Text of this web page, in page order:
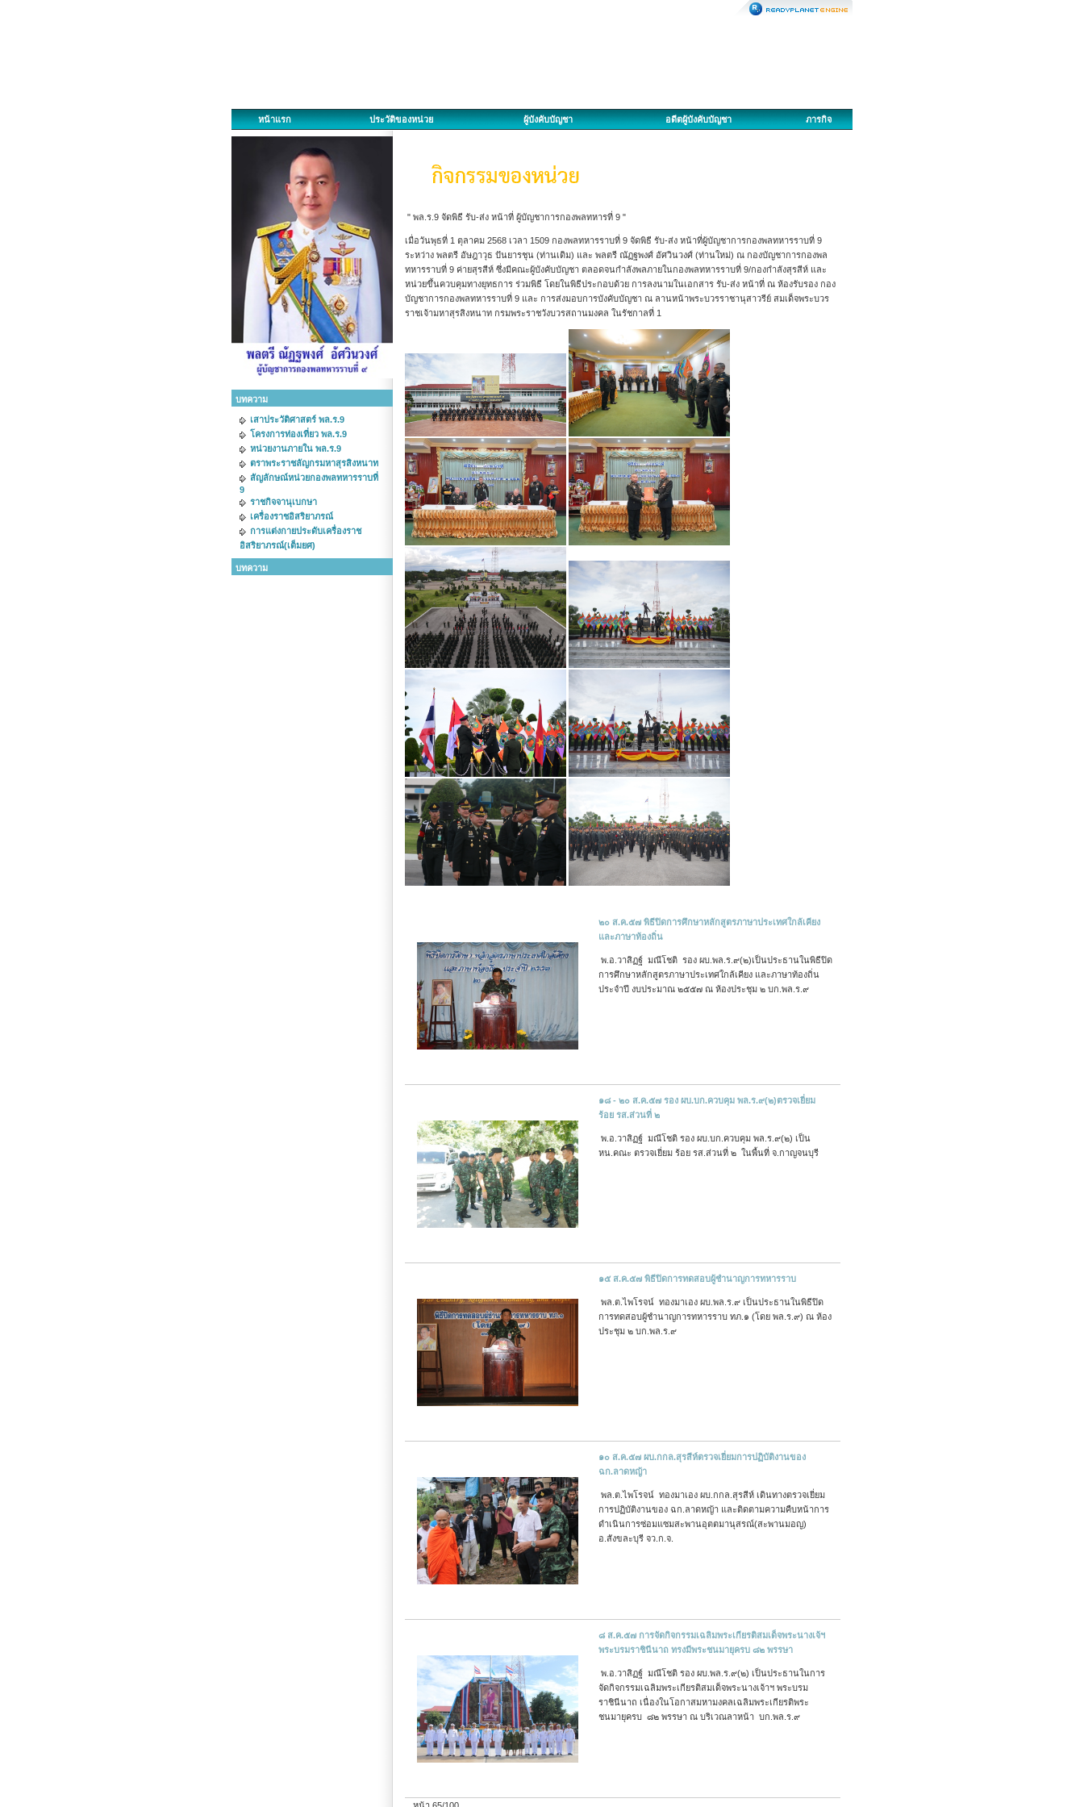
หน้าแรก ประวัติของหน่วย ผู้บังคับบัญชา อดีตผู้บังคับบัญชา ภารกิจ
บทความ
เสาประวัติศาสตร์ พล.ร.9
โครงการท่องเที่ยว พล.ร.9
หน่วยงานภายใน พล.ร.9
ตราพระราชลัญกรมหาสุรสิงหนาท
สัญลักษณ์หน่วยกองพลทหารราบที่
9
ราชกิจจานุเบกษา
เครื่องราชอิสริยาภรณ์
การแต่งกายประดับเครื่องราช
อิสริยาภรณ์(เต็มยศ)
บทความ
" พล.ร.9 จัดพิธี รับ-ส่ง หน้าที่ ผู้บัญชาการกองพลทหารที่ 9 "
เมื่อวันพุธที่ 1 ตุลาคม 2568 เวลา 1509 กองพลทหารราบที่ 9 จัดพิธี รับ-ส่ง หน้าที่ผู้บัญชาการกองพลทหารราบที่ 9
ระหว่าง พลตรี อัษฎาวุธ ปันยารชุน (ท่านเดิม) และ พลตรี ณัฏฐพงศ์ อัศวินวงศ์ (ท่านใหม่) ณ กองบัญชาการกองพล
ทหารราบที่ 9 ค่ายสุรสีห์ ซึ่งมีคณะผู้บังคับบัญชา ตลอดจนกำลังพลภายในกองพลทหารราบที่ 9/กองกำลังสุรสีห์ และ
หน่วยขึ้นควบคุมทางยุทธการ ร่วมพิธี โดยในพิธีประกอบด้วย การลงนามในเอกสาร รับ-ส่ง หน้าที่ ณ ห้องรับรอง กอง
บัญชาการกองพลทหารราบที่ 9 และ การส่งมอบการบังคับบัญชา ณ ลานหน้าพระบวรราชานุสาวรีย์ สมเด็จพระบวร
ราชเจ้ามหาสุรสิงหนาท กรมพระราชวังบวรสถานมงคล ในรัชกาลที่ 1
๒๐ ส.ค.๕๗ พิธีปิดการศึกษาหลักสูตรภาษาประเทศใกล้เคียง
และภาษาท้องถิ่น
พ.อ.วาสิฏฐ์ มณีโชติ รอง ผบ.พล.ร.๙(๒)เป็นประธานในพิธีปิด
การศึกษาหลักสูตรภาษาประเทศใกล้เคียง และภาษาท้องถิ่น
ประจำปี งบประมาณ ๒๕๕๗ ณ ห้องประชุม ๒ บก.พล.ร.๙
๑๘ - ๒๐ ส.ค.๕๗ รอง ผบ.บก.ควบคุม พล.ร.๙(๒)ตรวจเยี่ยม
ร้อย รส.ส่วนที่ ๒
พ.อ.วาสิฏฐ์ มณีโชติ รอง ผบ.บก.ควบคุม พล.ร.๙(๒) เป็น
หน.คณะ ตรวจเยี่ยม ร้อย รส.ส่วนที่ ๒ ในพื้นที่ จ.กาญจนบุรี
๑๕ ส.ค.๕๗ พิธีปิดการทดสอบผู้ชำนาญการทหารราบ
พล.ต.ไพโรจน์ ทองมาเอง ผบ.พล.ร.๙ เป็นประธานในพิธีปิด
การทดสอบผู้ชำนาญการทหารราบ ทภ.๑ (โดย พล.ร.๙) ณ ห้อง
ประชุม ๒ บก.พล.ร.๙
๑๐ ส.ค.๕๗ ผบ.กกล.สุรสีห์ตรวจเยี่ยมการปฏิบัติงานของ
ฉก.ลาดหญ้า
พล.ต.ไพโรจน์ ทองมาเอง ผบ.กกล.สุรสีห์ เดินทางตรวจเยี่ยม
การปฏิบัติงานของ ฉก.ลาดหญ้า และติดตามความคืบหน้าการ
ดำเนินการซ่อมแซมสะพานอุตตมานุสรณ์(สะพานมอญ)
อ.สังขละบุรี จว.ก.จ.
๘ ส.ค.๕๗ การจัดกิจกรรมเฉลิมพระเกียรติสมเด็จพระนางเจ้ฯ
พระบรมราชินีนาถ ทรงมีพระชนมายุครบ ๘๒ พรรษา
พ.อ.วาสิฏฐ์ มณีโชติ รอง ผบ.พล.ร.๙(๒) เป็นประธานในการ
จัดกิจกรรมเฉลิมพระเกียรติสมเด็จพระนางเจ้าฯ พระบรม
ราชินีนาถ เนื่องในโอกาสมหามงคลเฉลิมพระเกียรติพระ
ชนมายุครบ ๘๒ พรรษา ณ บริเวณลาหน้า บก.พล.ร.๙